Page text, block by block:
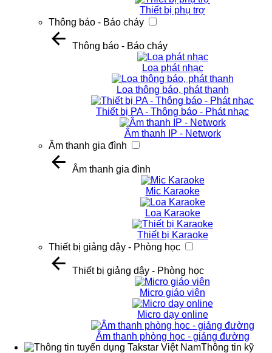
Thiết bị phụ trợ
Thông báo - Báo cháy
Thông báo - Báo cháy
Loa phát nhạc
Loa thông báo, phát thanh
Thiết bị PA - Thông báo - Phát nhạc
Âm thanh IP - Network
Âm thanh gia đình
Âm thanh gia đình
Mic Karaoke
Loa Karaoke
Thiết bị Karaoke
Thiết bị giảng dậy - Phòng học
Thiết bị giảng dậy - Phòng học
Micro giáo viên
Micro dạy online
Âm thanh phòng học - giảng đường
Thông tin kỹ